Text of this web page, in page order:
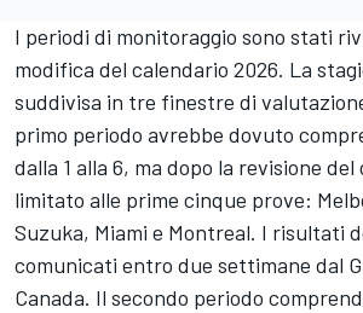
I periodi di monitoraggio sono stati
modifica del calendario 2026. La
suddivisa in tre finestre di
primo periodo avrebbe dovuto
dalla 1 alla 6, ma dopo la revisione
limitato alle prime cinque prove:
Suzuka, Miami e Montreal. I risultati
comunicati entro due settimane dal
Canada. Il secondo periodo